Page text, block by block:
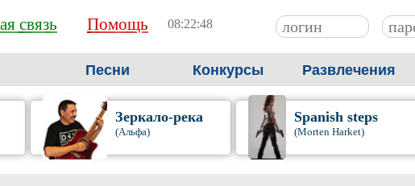
связь Помощь 08:22:49
Песни Конкурсы Развлечения
Зеркало-река
(Альфа)
Spanish steps
(Morten Harket)